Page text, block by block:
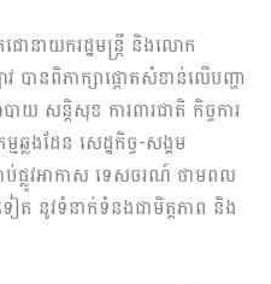
េជោនាយករដ្ឋមន្ត្រី និងលោក
បានពិភាក្សាផ្តោតសំខាន់លើបញ្ហា
សន្តិសុខ ការពារជាតិ កិច្ចការ
ឆ្លង​ដែន សេដ្ឋកិច្ច-សង្គម
ប់ផ្លូវអាកាស ទេសចរណ៍ ថាមពល
នូវទំនាក់ទំនងជាមិត្តភាព និង